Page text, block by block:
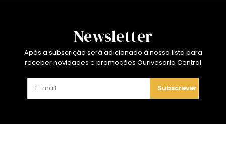
Newsletter
Após a subscrição será adicionado à nossa lista para
receber novidades e promoções Ourivesaria Central
Subscrever